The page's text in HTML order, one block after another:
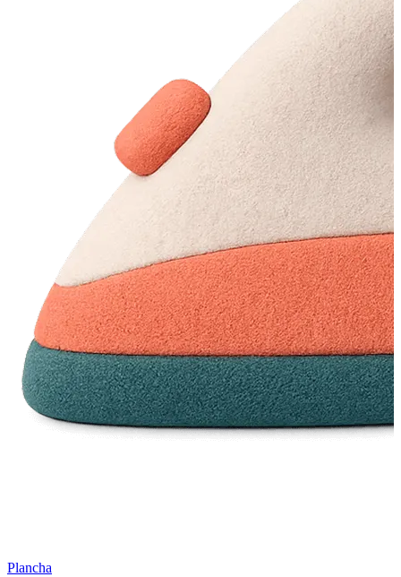
Plancha